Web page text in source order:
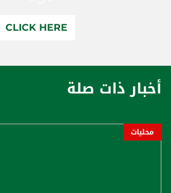
CLICK HERE
أخبار ذات صلة
محليات